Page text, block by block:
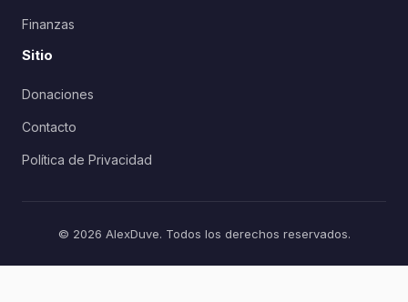
Finanzas
Sitio
Donaciones
Contacto
Política de Privacidad
© 2026 AlexDuve. Todos los derechos reservados.